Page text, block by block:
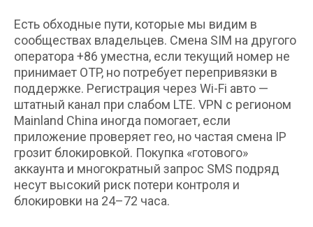
Есть обходные пути, которые мы видим в
сообществах владельцев. Смена SIM на другого
оператора +86 уместна, если текущий номер не
принимает OTP, но потребует перепривязки в
поддержке. Регистрация через Wi-Fi авто —
штатный канал при слабом LTE. VPN с регионом
Mainland China иногда помогает, если
приложение проверяет гео, но частая смена IP
грозит блокировкой. Покупка «готового»
аккаунта и многократный запрос SMS подряд
несут высокий риск потери контроля и
блокировки на 24–72 часа.